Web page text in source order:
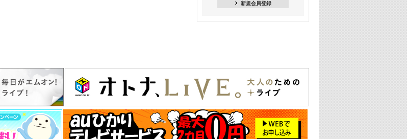
ージックビデオ特集
24:00
K-POP 第3世代特集
K-POP 第4世代特集
25:00
あのころヒッツ! 一挙5時間！
新規会員登録